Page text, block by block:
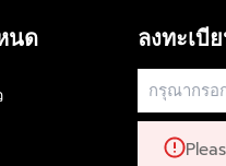
นด ลงทะเบี